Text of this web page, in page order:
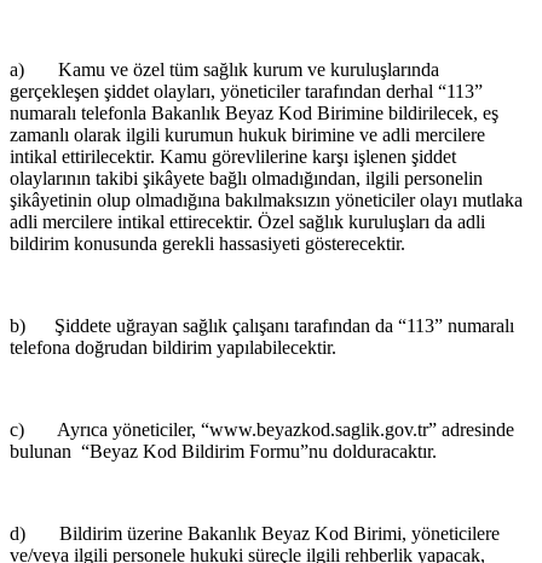
a) Kamu ve özel tüm sağlık kurum ve kuruluşlarında
gerçekleşen şiddet olayları, yöneticiler tarafından derhal “113”
numaralı telefonla Bakanlık Beyaz Kod Birimine bildirilecek, eş
zamanlı olarak ilgili kurumun hukuk birimine ve adli mercilere
intikal ettirilecektir. Kamu görevlilerine karşı işlenen şiddet
olaylarının takibi şikâyete bağlı olmadığından, ilgili personelin
şikâyetinin olup olmadığına bakılmaksızın yöneticiler olayı mutlaka
adli mercilere intikal ettirecektir. Özel sağlık kuruluşları da adli
bildirim konusunda gerekli hassasiyeti gösterecektir.
b) Şiddete uğrayan sağlık çalışanı tarafından da “113” numaralı
telefona doğrudan bildirim yapılabilecektir.
c) Ayrıca yöneticiler, “www.beyazkod.saglik.gov.tr” adresinde
bulunan “Beyaz Kod Bildirim Formu”nu dolduracaktır.
d) Bildirim üzerine Bakanlık Beyaz Kod Birimi, yöneticilere
ve/veya ilgili personele hukuki süreçle ilgili rehberlik yapacak,